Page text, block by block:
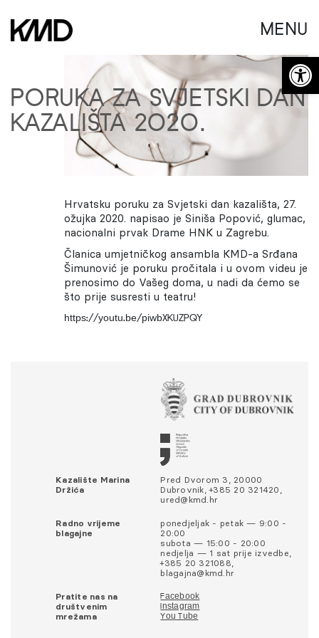
MENU
PORUKA ZA SVJETSKI DAN
KAZALIŠTA 2020.
Hrvatsku poruku za Svjetski dan kazališta, 27.
ožujka 2020. napisao je Siniša Popović, glumac,
nacionalni prvak Drame HNK u Zagrebu.
Članica umjetničkog ansambla KMD-a Srđana
Šimunović je poruku pročitala i u ovom videu je
prenosimo do Vašeg doma, u nadi da ćemo se
što prije susresti u teatru!
https://youtu.be/piwbXKUZPQY
Kazalište Marina
Držića
Pred Dvorom 3, 20000
Dubrovnik, +385 20 321420,
ured@kmd.hr
Radno vrijeme
blagajne
ponedjeljak - petak — 9:00 -
20:00
subota — 15:00 - 20:00
nedjelja — 1 sat prije izvedbe,
+385 20 321088,
blagajna@kmd.hr
Pratite nas na
društvenim
mrežama
Facebook
Instagram
You Tube